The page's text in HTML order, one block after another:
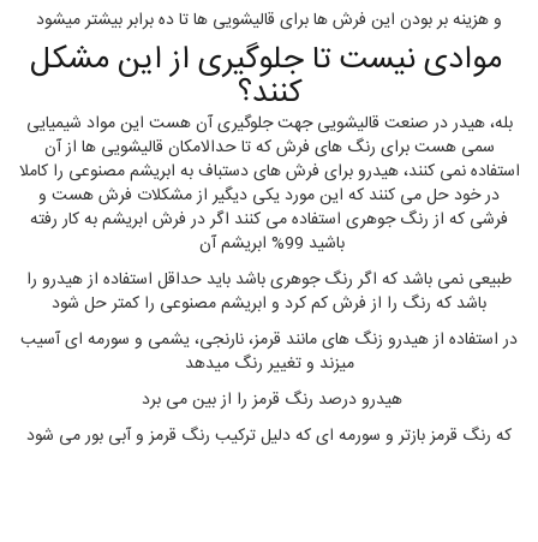
و هزینه بر بودن این فرش ها برای قالیشویی ها تا ده برابر بیشتر میشود
موادی نیست تا جلوگیری از این مشکل
کنند؟
بله، هیدر در صنعت قالیشویی جهت جلوگیری آن هست این مواد شیمیایی
سمی هست برای رنگ های فرش که تا حدالامکان قالیشویی ها از آن
استفاده نمی کنند، هیدرو برای فرش های دستباف به ابریشم مصنوعی را کاملا
در خود حل می کنند که این مورد یکی دیگیر از مشکلات فرش هست و
فرشی که از رنگ جوهری استفاده می کنند اگر در فرش ابریشم به کار رفته
باشید 99% ابریشم آن
طبیعی نمی باشد که اگر رنگ جوهری باشد باید حداقل استفاده از هیدرو را
باشد که رنگ را از فرش کم کرد و ابریشم مصنوعی را کمتر حل شود
در استفاده از هیدرو زنگ های مانند قرمز، نارنجی، یشمی و سورمه ای آسیب
میزند و تغییر رنگ میدهد
هیدرو درصد رنگ قرمز را از بین می برد
که رنگ قرمز بازتر و سورمه ای که دلیل ترکیب رنگ قرمز و آبی بور می شود